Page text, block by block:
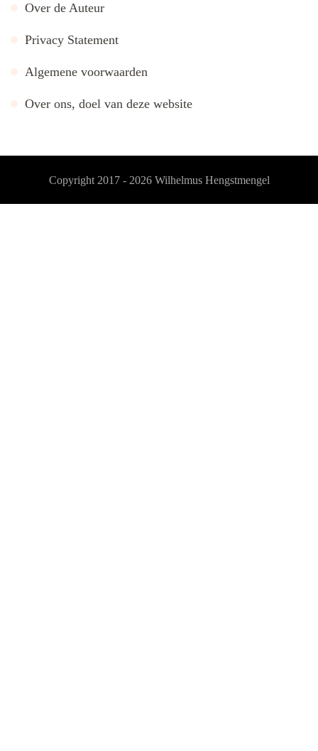
Over de Auteur
Privacy Statement
Algemene voorwaarden
Over ons, doel van deze website
Copyright 2017 - 2026 Wilhelmus Hengstmengel